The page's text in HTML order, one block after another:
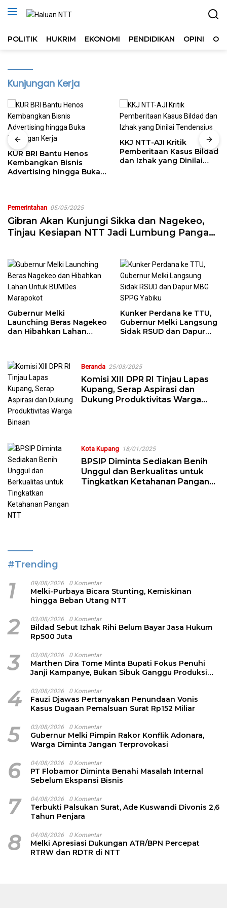
POLITIK HUKRIM EKONOMI PENDIDIKAN OPINI
Kunjungan Kerja
KUR BRI Bantu Henos
Kembangkan Bisnis
Advertising hingga Buka
KKJ NTT-AJI Kritik
Pemberitaan Kasus Bildad
dan Izhak yang Dinilai
Pemerintahan 05/05/2025
Gibran Akan Kunjungi Sikka dan Nagekeo,
Tinjau Kesiapan NTT Jadi Lumbung Pangan
Gubernur Melki
Launching Beras Nagekeo
dan Hibahkan Lahan
Kunker Perdana ke TTU,
Gubernur Melki Langsung
Sidak RSUD dan Dapur
Beranda 25/03/2025
Komisi XIII DPR RI Tinjau Lapas
Kupang, Serap Aspirasi dan
Dukung Produktivitas Warga
Kota Kupang 18/01/2025
BPSIP Diminta Sediakan Benih
Unggul dan Berkualitas untuk
Tingkatkan Ketahanan Pangan
#Trending
1 09/08/2026 0 Komentar
Melki-Purbaya Bicara Stunting, Kemiskinan
hingga Beban Utang NTT
2 03/08/2026 0 Komentar
Bildad Sebut Izhak Rihi Belum Bayar Jasa Hukum
Rp500 Juta
3 03/08/2026 0 Komentar
Marthen Dira Tome Minta Bupati Fokus Penuhi
Janji Kampanye, Bukan Sibuk Ganggu Produksi
4 03/08/2026 0 Komentar
Fauzi Djawas Pertanyakan Penundaan Vonis
Kasus Dugaan Pemalsuan Surat Rp152 Miliar
5 03/08/2026 0 Komentar
Gubernur Melki Pimpin Rakor Konflik Adonara,
Warga Diminta Jangan Terprovokasi
6 04/08/2026 0 Komentar
PT Flobamor Diminta Benahi Masalah Internal
Sebelum Ekspansi Bisnis
7 04/08/2026 0 Komentar
Terbukti Palsukan Surat, Ade Kuswandi Divonis 2,6
Tahun Penjara
8 04/08/2026 0 Komentar
Melki Apresiasi Dukungan ATR/BPN Percepat
RTRW dan RDTR di NTT